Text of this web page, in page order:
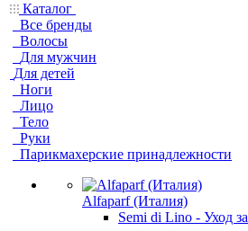
Каталог
Все бренды
Волосы
Для мужчин
Для детей
Ноги
Лицо
Тело
Руки
Парикмахерские принадлежности
Alfaparf (Италия)
Semi di Lino - Уход за